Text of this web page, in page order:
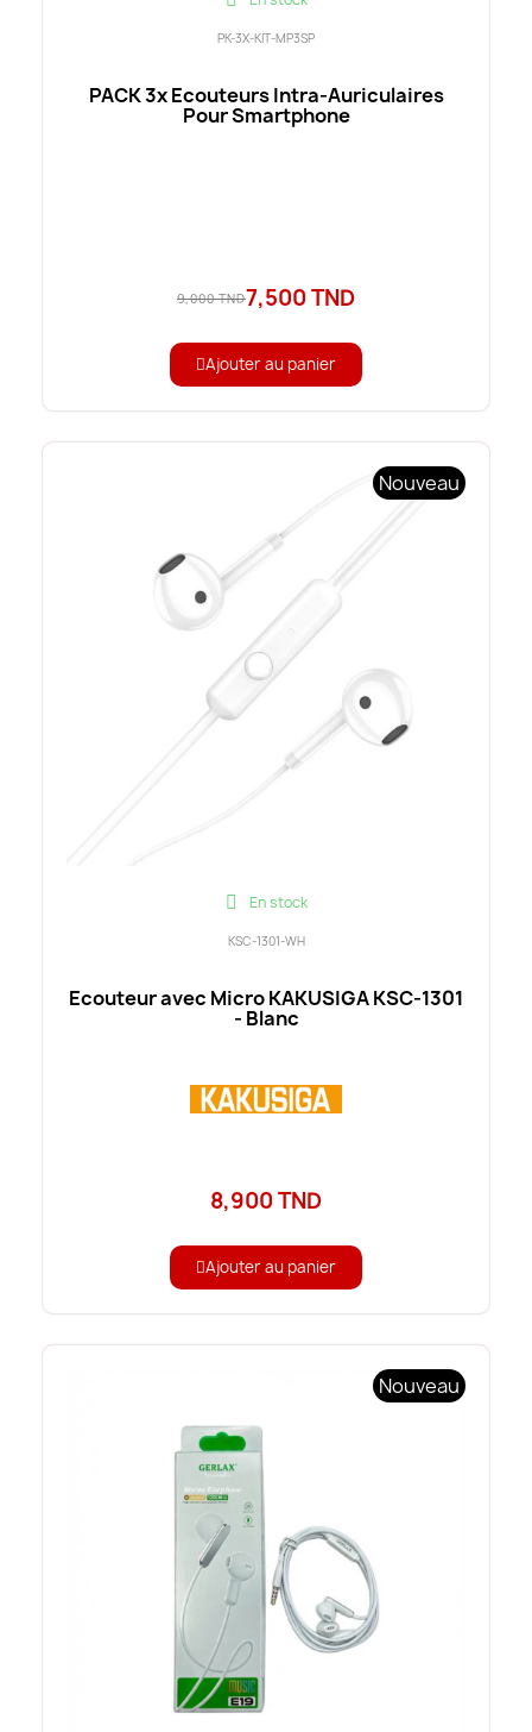
PK-3X-KIT-MP3SP
PACK 3x Ecouteurs Intra-Auriculaires
Pour Smartphone
9,000 TND7,500 TND
Ajouter au panier
Nouveau
En stock
KSC-1301-WH
Ecouteur avec Micro KAKUSIGA KSC-1301
- Blanc
8,900 TND
Ajouter au panier
Nouveau